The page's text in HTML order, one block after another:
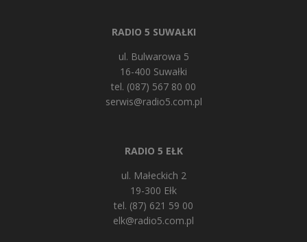
RADIO 5 SUWAŁKI
ul. Bulwarowa 5
16-400 Suwałki
tel. (087) 567 80 00
serwis@radio5.com.pl
RADIO 5 EŁK
ul. Małeckich 2
19-300 Ełk
tel. (87) 621 59 00
elk@radio5.com.pl